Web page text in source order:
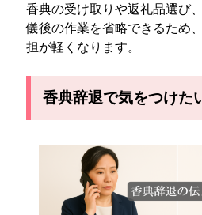
香典の受け取りや返礼品選び
儀後の作業を省略できるため
担が軽くなります。
香典辞退で気をつけた